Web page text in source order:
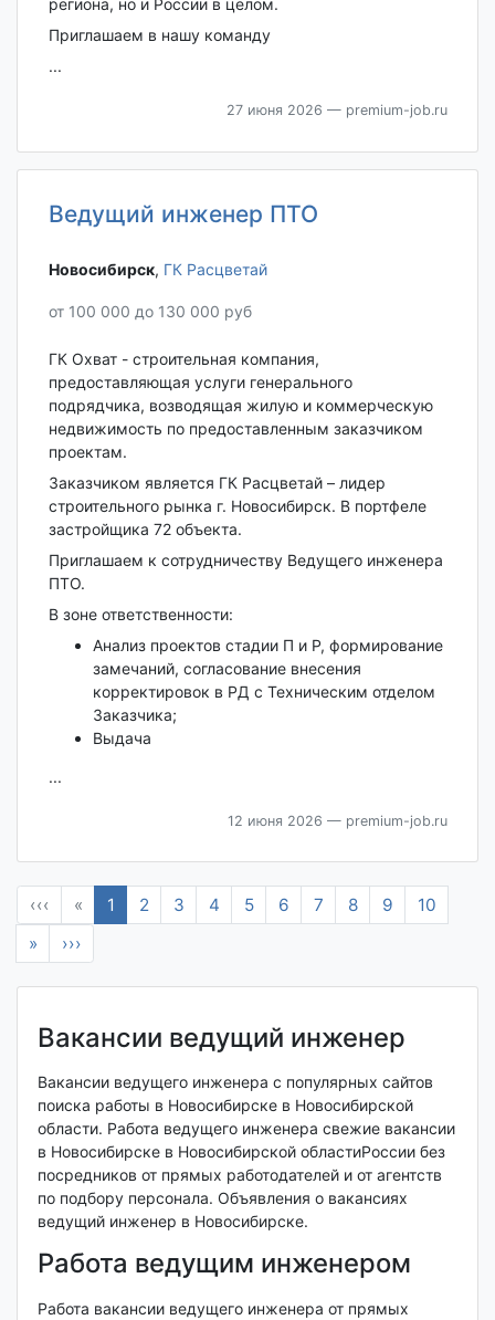
региона, но и России в целом.
Приглашаем в нашу команду
...
27 июня 2026 — premium-job.ru
Ведущий инженер ПТО
Новосибирск‎, ГК Расцветай
от 100 000 до 130 000 руб
ГК Охват - строительная компания,
предоставляющая услуги генерального
подрядчика, возводящая жилую и коммерческую
недвижимость по предоставленным заказчиком
проектам.
Заказчиком является ГК Расцветай – лидер
строительного рынка г. Новосибирск. В портфеле
застройщика 72 объекта.
Приглашаем к сотрудничеству Ведущего инженера
ПТО.
В зоне ответственности:
Анализ проектов стадии П и Р, формирование
замечаний, согласование внесения
корректировок в РД с Техническим отделом
Заказчика;
Выдача
...
12 июня 2026 — premium-job.ru
‹‹‹ « 1 2 3 4 5 6 7 8 9
10
»
›››
Вакансии ведущий инженер
Вакансии ведущего инженера с популярных сайтов
поиска работы в Новосибирске в Новосибирской
области. Работа ведущего инженера свежие вакансии
в Новосибирске в Новосибирской областиРоссии без
посредников от прямых работодателей и от агентств
по подбору персонала. Объявления о вакансиях
ведущий инженер в Новосибирске.
Работа ведущим инженером
Работа вакансии ведущего инженера от прямых